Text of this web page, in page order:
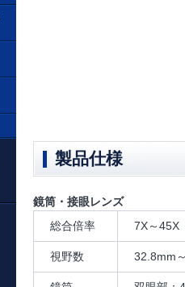
製品仕様
鏡筒・接眼レンズ
総合倍率
7X～45X
視野数 32.8mm